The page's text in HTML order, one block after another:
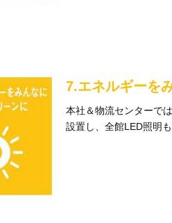
7.エネルギーを
本社＆物流センターで
設置し、全館LED照明